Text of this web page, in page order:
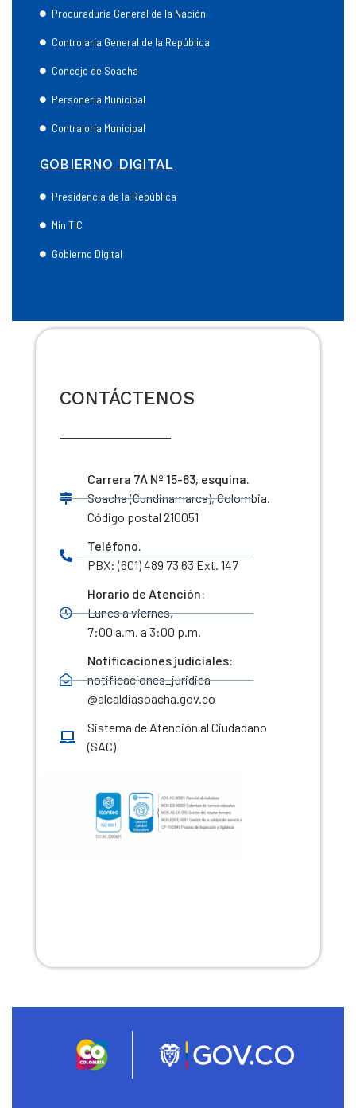
Procuraduría General de la Nación
Controlaría General de la República
Concejo de Soacha
Personería Municipal
Contraloría Municipal
GOBIERNO DIGITAL
Presidencia de la República
Min TIC
Gobierno Digital
CONTÁCTENOS
Carrera 7A Nº 15-83, esquina.
Soacha (Cundinamarca), Colombia.
Código postal 210051
Teléfono.
PBX: (601) 489 73 63 Ext. 147
Horario de Atención:
Lunes a viernes,
7:00 a.m. a 3:00 p.m.
Notificaciones judiciales:
notificaciones_juridica
@alcaldiasoacha.gov.co
Sistema de Atención al Ciudadano
(SAC)